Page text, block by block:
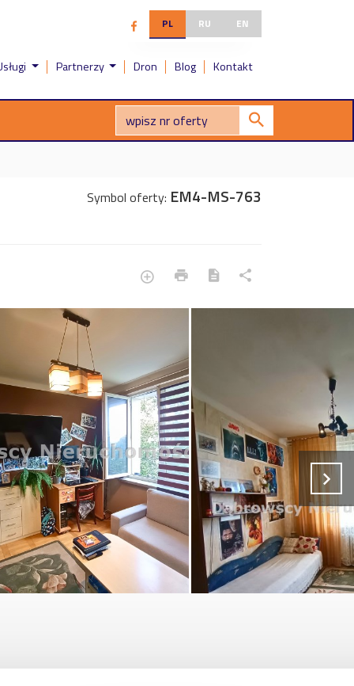
PL RU EN
Partnerzy Dron Blog Kontakt
Symbol oferty: EM4-MS-763